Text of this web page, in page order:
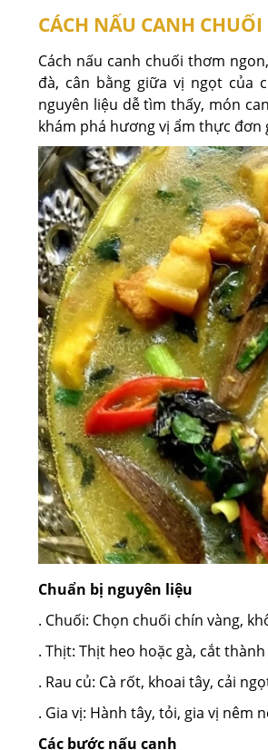
CÁCH NẤU CANH
Cách nấu canh chuối thơm
đà, cân bằng giữa vị ngọt của
nguyên liệu dễ tìm thấy, món
khám phá hương vị ẩm thực đơn
Chuẩn bị nguyên liệu
. Chuối: Chọn chuối chín vàng,
. Thịt: Thịt heo hoặc gà, cắt
. Rau củ: Cà rốt, khoai tây, cải
. Gia vị: Hành tây, tỏi, gia vị nêm
Các bước nấu canh